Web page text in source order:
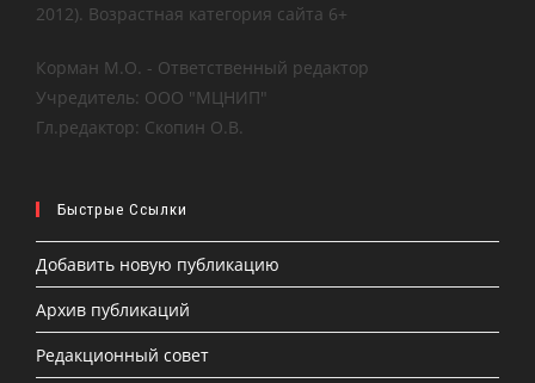
2012). Возрастная категория сайта 6+
Корман М.О. - Ответственный редактор
Учредитель: ООО "МЦНИП"
Гл.редактор: Скопин О.В.
Быстрые Ссылки
Добавить новую публикацию
Архив публикаций
Редакционный совет